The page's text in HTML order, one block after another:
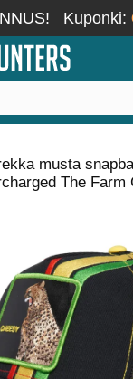
Kuponki:
musta
The Farm